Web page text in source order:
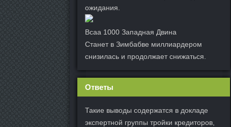
ожидания.
Всаа 1000 Западная Двина
Станет в Зимбабве миллиардером
снизилась и продолжает снижаться.
Ответы
Такие выводы содержатся в докладе
экспертной группы тройки кредиторов,